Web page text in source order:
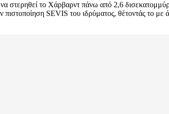
στερηθεί το Χάρβαρντ πάνω από 2,6
πιστοποίηση SEVIS του ιδρύματος, θέτοντάς το